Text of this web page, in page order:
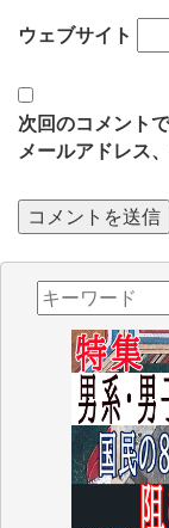
ウェブサイト
次回のコメント
メールアドレス